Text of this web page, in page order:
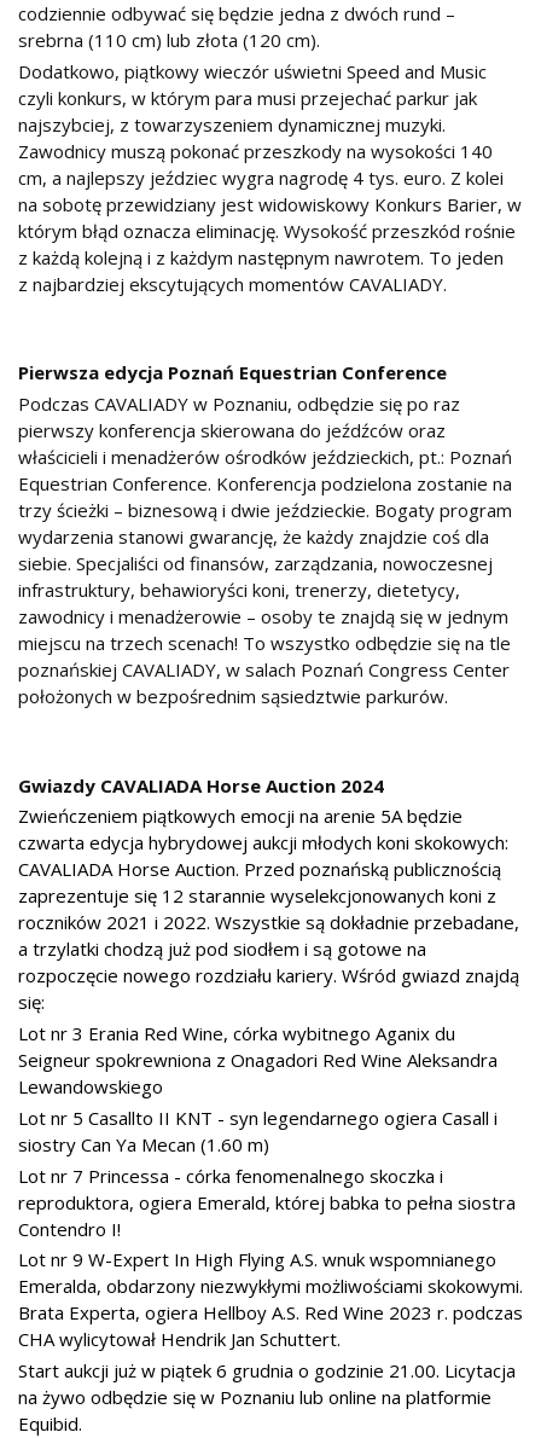
codziennie odbywać się będzie jedna z dwóch rund –
srebrna (110 cm) lub złota (120 cm).
Dodatkowo, piątkowy wieczór uświetni Speed and Music
czyli konkurs, w którym para musi przejechać parkur jak
najszybciej, z towarzyszeniem dynamicznej muzyki.
Zawodnicy muszą pokonać przeszkody na wysokości 140
cm, a najlepszy jeździec wygra nagrodę 4 tys. euro. Z kolei
na sobotę przewidziany jest widowiskowy Konkurs Barier, w
którym błąd oznacza eliminację. Wysokość przeszkód rośnie
z każdą kolejną i z każdym następnym nawrotem. To jeden
z najbardziej ekscytujących momentów CAVALIADY.
Pierwsza edycja Poznań Equestrian Conference
Podczas CAVALIADY w Poznaniu, odbędzie się po raz
pierwszy konferencja skierowana do jeźdźców oraz
właścicieli i menadżerów ośrodków jeździeckich, pt.: Poznań
Equestrian Conference. Konferencja podzielona zostanie na
trzy ścieżki – biznesową i dwie jeździeckie. Bogaty program
wydarzenia stanowi gwarancję, że każdy znajdzie coś dla
siebie. Specjaliści od finansów, zarządzania, nowoczesnej
infrastruktury, behawioryści koni, trenerzy, dietetycy,
zawodnicy i menadżerowie – osoby te znajdą się w jednym
miejscu na trzech scenach! To wszystko odbędzie się na tle
poznańskiej CAVALIADY, w salach Poznań Congress Center
położonych w bezpośrednim sąsiedztwie parkurów.
Gwiazdy CAVALIADA Horse Auction 2024
Zwieńczeniem piątkowych emocji na arenie 5A będzie
czwarta edycja hybrydowej aukcji młodych koni skokowych:
CAVALIADA Horse Auction. Przed poznańską publicznością
zaprezentuje się 12 starannie wyselekcjonowanych koni z
roczników 2021 i 2022. Wszystkie są dokładnie przebadane,
a trzylatki chodzą już pod siodłem i są gotowe na
rozpoczęcie nowego rozdziału kariery. Wśród gwiazd znajdą
się:
Lot nr 3 Erania Red Wine, córka wybitnego Aganix du
Seigneur spokrewniona z Onagadori Red Wine Aleksandra
Lewandowskiego
Lot nr 5 Casallto II KNT - syn legendarnego ogiera Casall i
siostry Can Ya Mecan (1.60 m)
Lot nr 7 Princessa - córka fenomenalnego skoczka i
reproduktora, ogiera Emerald, której babka to pełna siostra
Contendro I!
Lot nr 9 W-Expert In High Flying A.S. wnuk wspomnianego
Emeralda, obdarzony niezwykłymi możliwościami skokowymi.
Brata Experta, ogiera Hellboy A.S. Red Wine 2023 r. podczas
CHA wylicytował Hendrik Jan Schuttert.
Start aukcji już w piątek 6 grudnia o godzinie 21.00. Licytacja
na żywo odbędzie się w Poznaniu lub online na platformie
Equibid.